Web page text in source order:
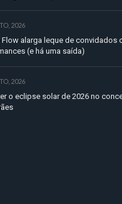
2026
alarga leque de convidados
(e há uma saída)
2026
o eclipse solar de 2026 no